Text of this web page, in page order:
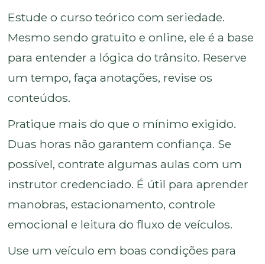
Estude o curso teórico com seriedade.
Mesmo sendo gratuito e online, ele é a base
para entender a lógica do trânsito. Reserve
um tempo, faça anotações, revise os
conteúdos.
Pratique mais do que o mínimo exigido.
Duas horas não garantem confiança. Se
possível, contrate algumas aulas com um
instrutor credenciado. É útil para aprender
manobras, estacionamento, controle
emocional e leitura do fluxo de veículos.
Use um veículo em boas condições para